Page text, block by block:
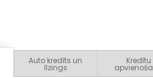
Auto kredīts un
līzings
Kredītu